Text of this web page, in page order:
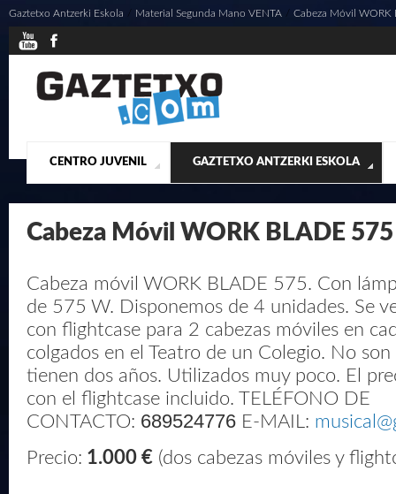
CENTRO JUVENIL
¿QUIENES SOMOS? ACTUALIDAD CONTACTO
GAZTETXO ANTZERKI ESKOLA
PRESENTACIÓN MUSICALES
Gaztetxo Antzerki Eskola Material Segunda Mano VENTA / Cabeza Móvil WORK
Cabeza Móvil WORK BLADE 575
Cabeza móvil WORK BLADE 575. Con
de 575 W. Disponemos de 4 unidades. Se
con flightcase para 2 cabezas móviles en
colgados en el Teatro de un Colegio. No
tienen dos años. Utilizados muy poco. El
con el flightcase incluido. TELÉFONO DE
CONTACTO: 689524776 E-MAIL:
Precio: 1.000 € (dos cabezas móviles y